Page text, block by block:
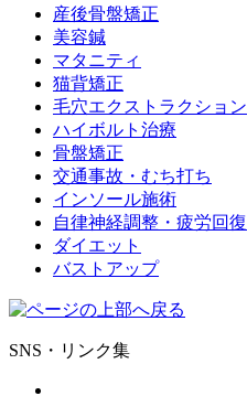
産後骨盤矯正
美容鍼
マタニティ
猫背矯正
毛穴エクストラクション
ハイボルト治療
骨盤矯正
交通事故・むち打ち
インソール施術
自律神経調整・疲労回復
ダイエット
バストアップ
SNS・リンク集